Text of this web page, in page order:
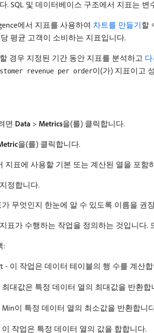
. SQL 및 데이터베이스 구조에서 지표는
에서 지표를 사용하여 차트를 만들기할
평균 고객이 소비하는 지표입니다.
경우 지정된 기간 동안 지표를 분석하고
revenue per order이(가) 지표이고
면 Data > Metrics​을(를) 클릭합니다.
​을(를) 클릭합니다.
지표에 사용할 기본 또는 계산된 열을 포함
정합니다.
가 무엇인지 한눈에 알 수 있도록 이름을 권
표가 수행하는 작업을 정의하는 것입니다.
:
- 이 작업은 데이터 테이블의 행 수를 계산
최대값은 특정 데이터 열의 최대값을 반환합
Min이 특정 데이터 열의 최소값을 반환합니
이 작업은 특정 데이터 열의 값을 합합니다.